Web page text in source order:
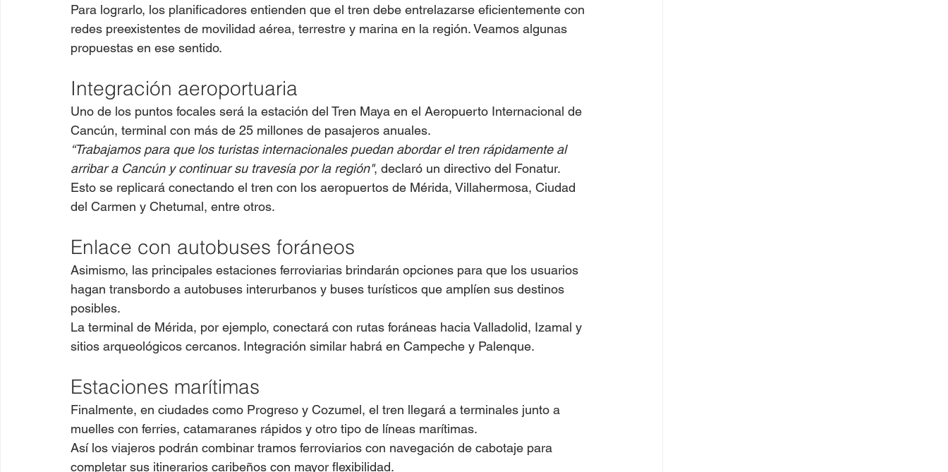
Para lograrlo, los planificadores entienden que el tren debe entrelazarse eficientemente con
redes preexistentes de movilidad aérea, terrestre y marina en la región. Veamos algunas
propuestas en ese sentido.
Integración aeroportuaria
Uno de los puntos focales será la estación del Tren Maya en el Aeropuerto Internacional de
Cancún, terminal con más de 25 millones de pasajeros anuales.
“Trabajamos para que los turistas internacionales puedan abordar el tren rápidamente al
arribar a Cancún y continuar su travesía por la región", declaró un directivo del Fonatur.
Esto se replicará conectando el tren con los aeropuertos de Mérida, Villahermosa, Ciudad
del Carmen y Chetumal, entre otros.
Enlace con autobuses foráneos
Asimismo, las principales estaciones ferroviarias brindarán opciones para que los usuarios
hagan transbordo a autobuses interurbanos y buses turísticos que amplíen sus destinos
posibles.
La terminal de Mérida, por ejemplo, conectará con rutas foráneas hacia Valladolid, Izamal y
sitios arqueológicos cercanos. Integración similar habrá en Campeche y Palenque.
Estaciones marítimas
Finalmente, en ciudades como Progreso y Cozumel, el tren llegará a terminales junto a
muelles con ferries, catamaranes rápidos y otro tipo de líneas marítimas.
Así los viajeros podrán combinar tramos ferroviarios con navegación de cabotaje para
completar sus itinerarios caribeños con mayor flexibilidad.